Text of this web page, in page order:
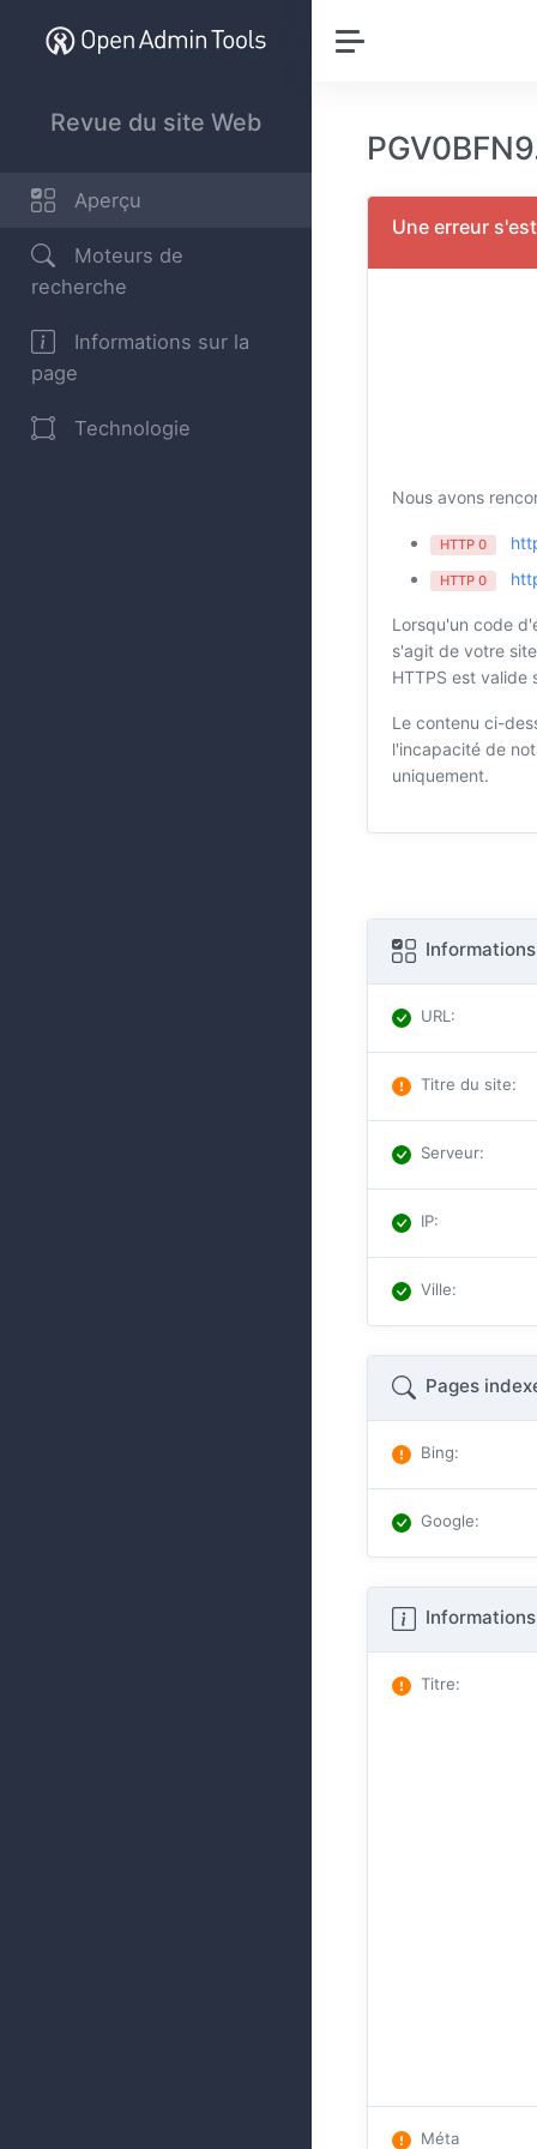
Revue du site Web
Aperçu
Moteurs de
recherche
Informations sur la
page
Technologie
Une erreur
Nous avons
HTTP 0
HTTP 0
Lorsqu'un code
s'agit de votre
HTTPS est valide
Le contenu ci-
l'incapacité de
uniquement.
URL:
Titre du site:
Serveur:
IP:
Ville:
Pages
Bing:
Google:
Titre:
Méta